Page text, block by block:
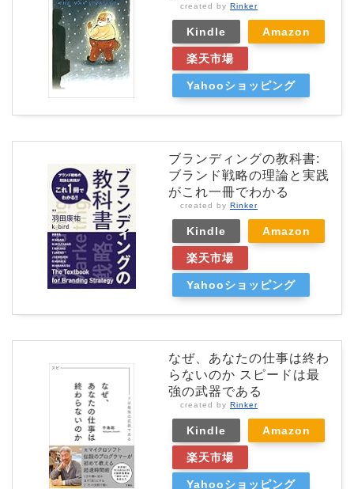
created by Rinker
Kindle Amazon
楽天市場
Yahooショッピング
ブランディングの教科書:
ブランド戦略の理論と実践
がこれ一冊でわかる
created by Rinker
Kindle Amazon
楽天市場
Yahooショッピング
なぜ、あなたの仕事は終わ
らないのか スピードは最
強の武器である
created by Rinker
Kindle Amazon
楽天市場
Yahooショッピング